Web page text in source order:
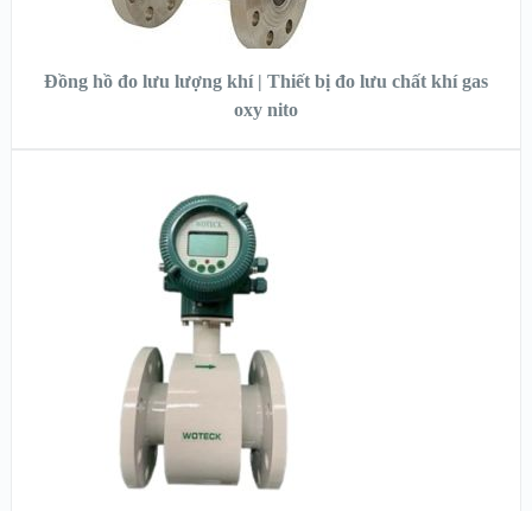
ĐỌC TIẾP
Đồng hồ đo lưu lượng khí | Thiết bị đo lưu chất khí gas
oxy nito
XEM NHANH
XEM CHI TIẾT